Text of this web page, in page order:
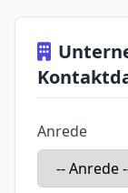
Anrede